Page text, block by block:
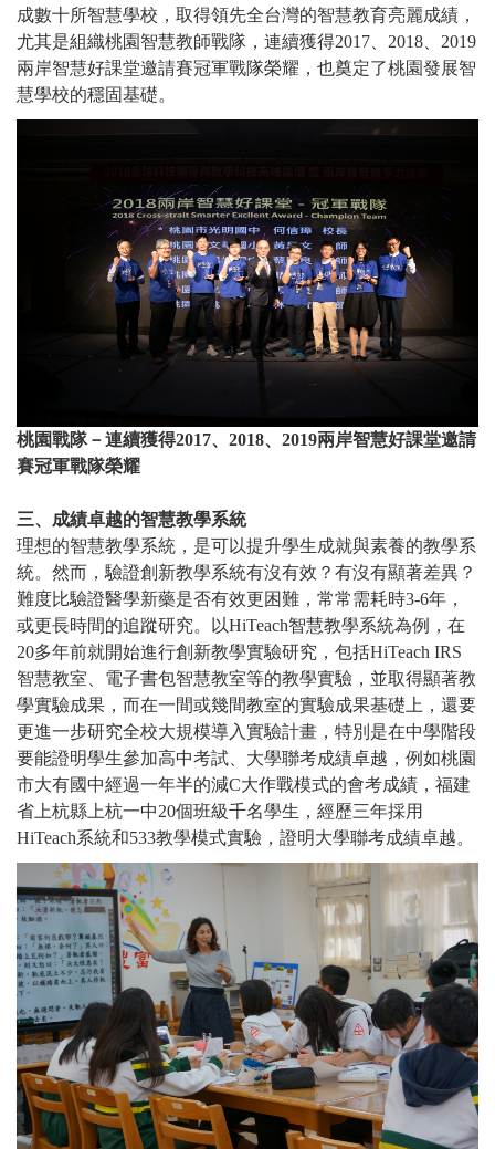
成數十所智慧學校，取得領先全台灣的智慧教育亮麗成績，
尤其是組織桃園智慧教師戰隊，連續獲得2017、2018、2019
兩岸智慧好課堂邀請賽冠軍戰隊榮耀，也奠定了桃園發展智
慧學校的穩固基礎。
桃園戰隊－連續獲得2017、2018、2019兩岸智慧好課堂邀請
賽冠軍戰隊榮耀
三、成績卓越的智慧教學系統
理想的智慧教學系統，是可以提升學生成就與素養的教學系
統。然而，驗證創新教學系統有沒有效？有沒有顯著差異？
難度比驗證醫學新藥是否有效更困難，常常需耗時3-6年，
或更長時間的追蹤研究。以HiTeach智慧教學系統為例，在
20多年前就開始進行創新教學實驗研究，包括HiTeach IRS
智慧教室、電子書包智慧教室等的教學實驗，並取得顯著教
學實驗成果，而在一間或幾間教室的實驗成果基礎上，還要
更進一步研究全校大規模導入實驗計畫，特別是在中學階段
要能證明學生參加高中考試、大學聯考成績卓越，例如桃園
市大有國中經過一年半的減C大作戰模式的會考成績，福建
省上杭縣上杭一中20個班級千名學生，經歷三年採用
HiTeach系統和533教學模式實驗，證明大學聯考成績卓越。